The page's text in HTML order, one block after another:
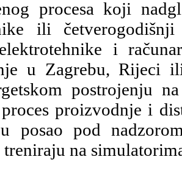
procesa koji
ili
i
u Zagrebu, Rijeci
postrojenju
proizvodnje i
posao pod
treniraju na